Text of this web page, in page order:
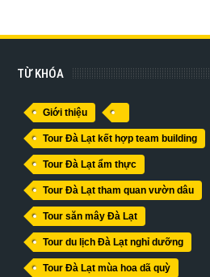
TỪ KHÓA
Giới thiệu
Tour Đà Lạt kết hợp team building
Tour Đà Lạt ẩm thực
Tour Đà Lạt tham quan vườn dâu
Tour săn mây Đà Lạt
Tour du lịch Đà Lạt nghỉ dưỡng
Tour Đà Lạt mùa hoa dã quỳ